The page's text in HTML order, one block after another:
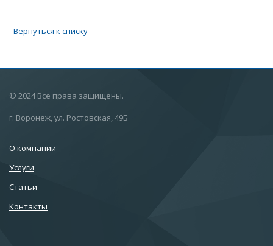
Вернуться к списку
© 2024 Все права защищены.
г. Воронеж, ул. Ростовская, 49Б
О компании
Услуги
Статьи
Контакты